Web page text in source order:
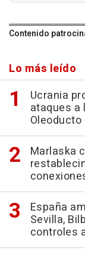
Contenido
Lo más leído
Ucrania
ataques a
Marlaska
España
Sevilla,
controles